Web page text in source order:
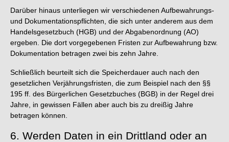
Darüber hinaus unterliegen wir verschiedenen Aufbewahrungs-
und Dokumentationspflichten, die sich unter anderem aus dem
Handelsgesetzbuch (HGB) und der Abgabenordnung (AO)
ergeben. Die dort vorgegebenen Fristen zur Aufbewahrung bzw.
Dokumentation betragen zwei bis zehn Jahre.
Schließlich beurteilt sich die Speicherdauer auch nach den
gesetzlichen Verjährungsfristen, die zum Beispiel nach den §§
195 ff. des Bürgerlichen Gesetzbuches (BGB) in der Regel drei
Jahre, in gewissen Fällen aber auch bis zu dreißig Jahre
betragen können.
6. Werden Daten in ein Drittland oder an